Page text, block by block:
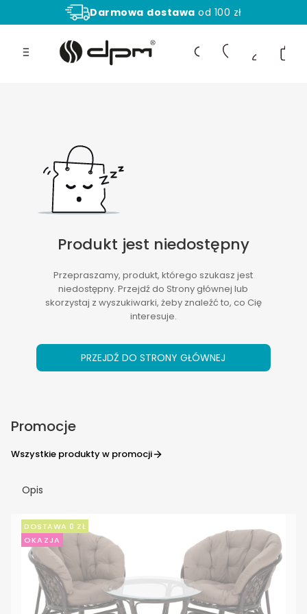
Darmowa dostawa od 100 zł
Aż
na zwrot towaru!
Otwórz wyszukiwarkę
Produkt jest niedostępny
Przepraszamy, produkt, którego szukasz jest
niedostępny. Przejdź do Strony głównej lub
skorzystaj z wyszukiwarki, żeby znaleźć to, co Cię
interesuje.
PRZEJDŹ DO STRONY GŁÓWNEJ
Promocje
Wszystkie produkty w promocji
Opis
DOSTAWA 0 ZŁ
OKAZJA